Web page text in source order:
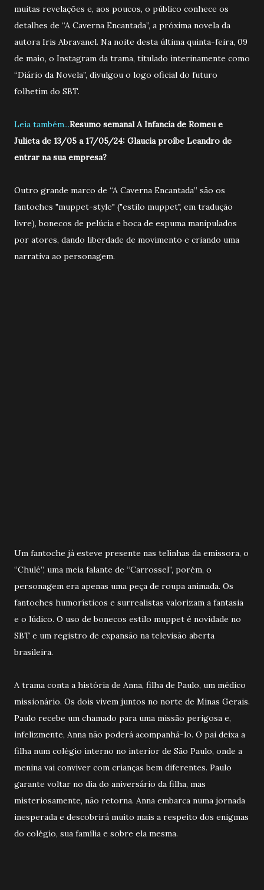
muitas revelações e, aos poucos, o público conhece os
detalhes de “A Caverna Encantada”, a próxima novela da
autora Iris Abravanel. Na noite desta última quinta-feira, 09
de maio, o Instagram da trama, titulado interinamente como
“Diário da Novela”, divulgou o logo oficial do futuro
folhetim do SBT.
Leia também...Resumo semanal A Infancia de Romeu e
Julieta de 13/05 a 17/05/24: Glaucia proíbe Leandro de
entrar na sua empresa?
Outro grande marco de “A Caverna Encantada” são os
fantoches "muppet-style" ("estilo muppet", em tradução
livre), bonecos de pelúcia e boca de espuma manipulados
por atores, dando liberdade de movimento e criando uma
narrativa ao personagem.
Um fantoche já esteve presente nas telinhas da emissora, o
“Chulé”, uma meia falante de “Carrossel”, porém, o
personagem era apenas uma peça de roupa animada. Os
fantoches humorísticos e surrealistas valorizam a fantasia
e o lúdico. O uso de bonecos estilo muppet é novidade no
SBT e um registro de expansão na televisão aberta
brasileira.
A trama conta a história de Anna, filha de Paulo, um médico
missionário. Os dois vivem juntos no norte de Minas Gerais.
Paulo recebe um chamado para uma missão perigosa e,
infelizmente, Anna não poderá acompanhá-lo. O pai deixa a
filha num colégio interno no interior de São Paulo, onde a
menina vai conviver com crianças bem diferentes. Paulo
garante voltar no dia do aniversário da filha, mas
misteriosamente, não retorna. Anna embarca numa jornada
inesperada e descobrirá muito mais a respeito dos enigmas
do colégio, sua família e sobre ela mesma.